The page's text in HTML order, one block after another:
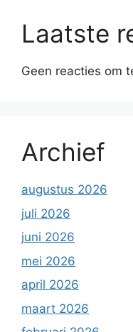
Laatste
Geen reacties om
Archief
augustus 2026
juli 2026
juni 2026
mei 2026
april 2026
maart 2026